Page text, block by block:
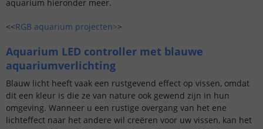
aquarium hieronder meer.
<<RGB aquarium projecten>>
Aquarium LED controller met blauwe
aquariumverlichting
Blauw licht heeft vaak een rustgevend effect op vissen, omdat
dit een kleur is die ze van nature ook gewend zijn in hun
omgeving. Wanneer u een rustige overgang van het ene
lichteffect naar het andere wil creëren voor uw vissen, kan het